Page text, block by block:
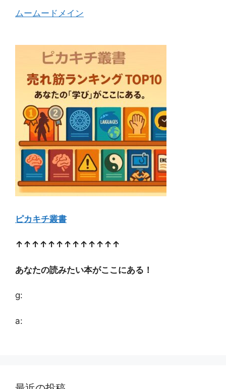
ムームードメイン
ピカキチ叢書
↑↑↑↑↑↑↑↑↑↑↑↑↑
あなたの読みたい本がここにある！
g:
a: